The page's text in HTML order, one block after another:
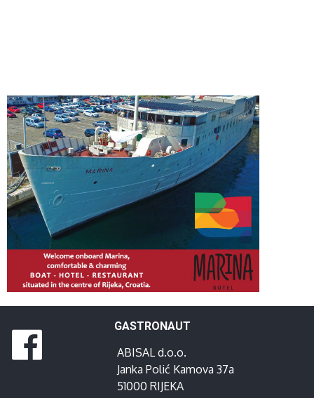
GASTRONAUT
ABISAL d.o.o.
Janka Polić Kamova 37a
51000 RIJEKA